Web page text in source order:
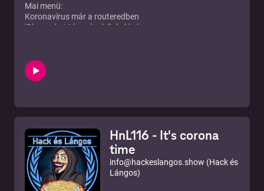
Mai menü:
Koronavírus már a routeredben
iPhoneokat támadnak linkekkel
Illetve szóba került még a zoom is
Mi történik, ha nem hivatalos Telegram appot használsz
A legenda visszatér, Hacking Team joins the game
Hack és Lángos tiszteletbeli tagja, Bazzell ajánlásai a
home officera
A kínaiak dolgoznak egy technológián amivel képesek
Musk mögötti arcot is felismerni
Elérhetőségeink:
HnL116 - It's corona
time
info@hackeslangos.show (Hack és
Lángos)